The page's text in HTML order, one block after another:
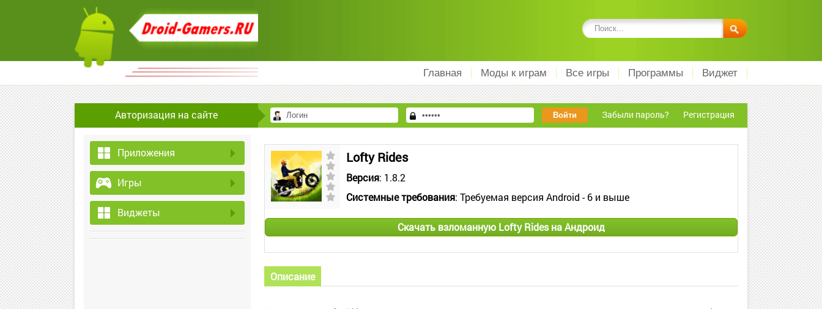
Главная Моды к играм Все игры Программы Виджет
Авторизация на сайте Забыли пароль? Регистрация
Приложения
Игры
Виджеты
Lofty Rides
Версия: 1.8.2
Системные требования: Требуемая версия Android - 6 и выше
Скачать взломанную Lofty Rides на Андроид
Описание